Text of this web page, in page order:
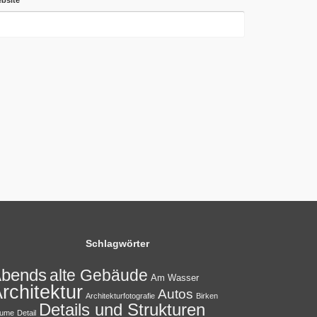
Schlagwörter
alte Gebäude Am Wasser
Architekturfotografie Autos Birken
Detail Details und Strukturen